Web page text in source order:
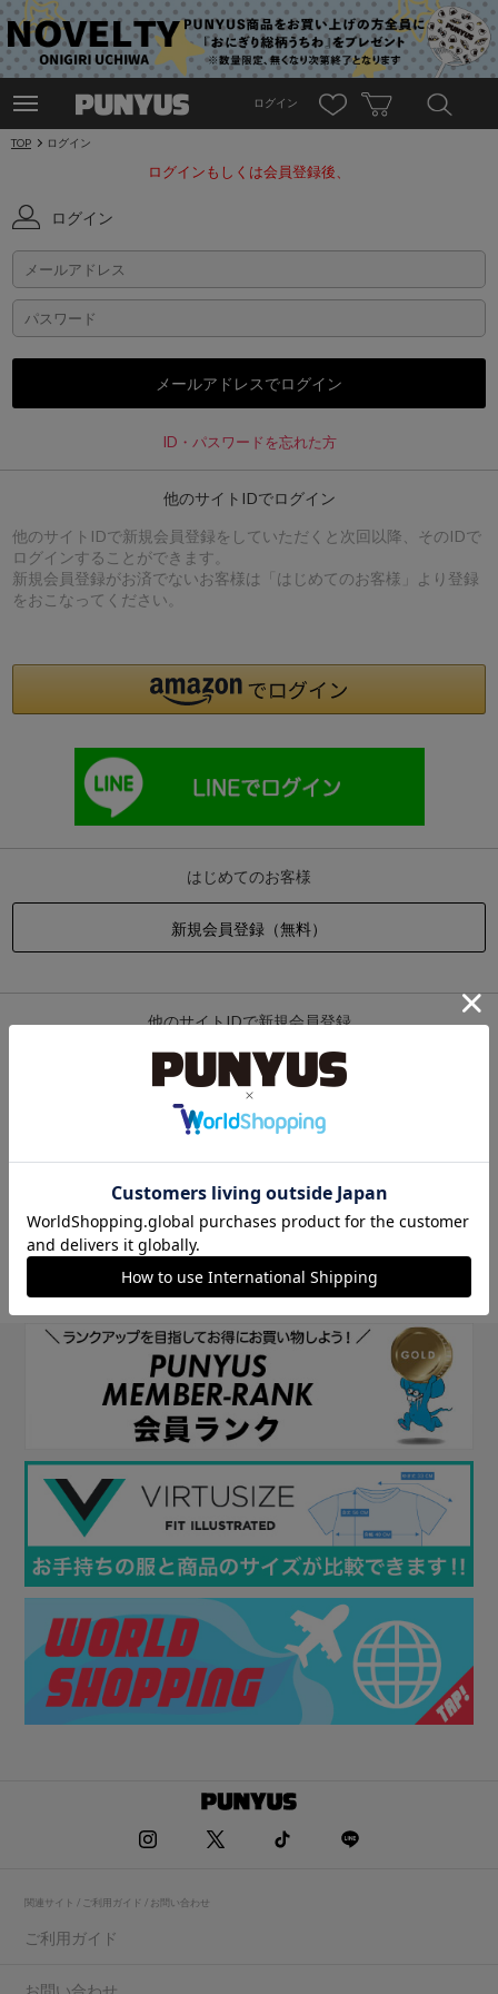
ログイン
TOP ログイン
ログインもしくは会員登録後、
ログイン
ID・パスワードを忘れた方
他のサイトIDでログイン
他のサイトIDで新規会員登録をしていただくと次回以降、そのIDで
ログインすることができます。
新規会員登録がお済でないお客様は「はじめてのお客様」より登録
をおこなってください。
はじめてのお客様
他のサイトIDで新規会員登録
他のサイトIDで新規会員登録をしていただくと次回以降、そのIDで
ログインすることができます。
関連サイト / ご利用ガイド / お問い合わせ
ご利用ガイド